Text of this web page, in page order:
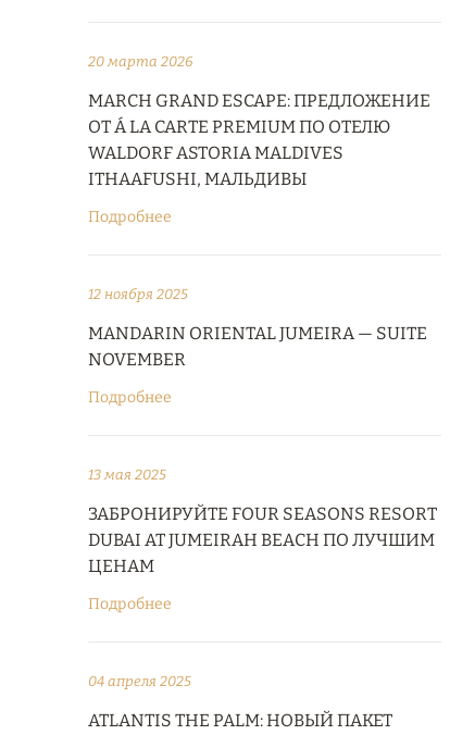
20 марта 2026
MARCH GRAND ESCAPE: ПРЕДЛОЖЕНИЕ
ОТ Á LA CARTE PREMIUM ПО ОТЕЛЮ
WALDORF ASTORIA MALDIVES
ITHAAFUSHI, МАЛЬДИВЫ
Подробнее
12 ноября 2025
MANDARIN ORIENTAL JUMEIRA — SUITE
NOVEMBER
Подробнее
13 мая 2025
ЗАБРОНИРУЙТЕ FOUR SEASONS RESORT
DUBAI AT JUMEIRAH BEACH ПО ЛУЧШИМ
ЦЕНАМ
Подробнее
04 апреля 2025
ATLANTIS THE PALM: НОВЫЙ ПАКЕТ